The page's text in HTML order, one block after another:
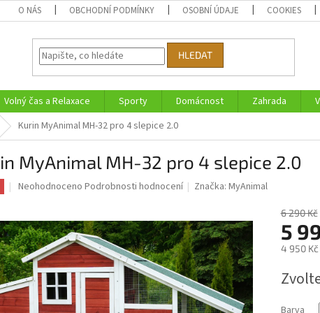
O NÁS OBCHODNÍ PODMÍNKY OSOBNÍ ÚDAJE COOKIES
HLEDAT
Volný čas a Relaxace Sporty Domácnost Zahrada
Kurin MyAnimal MH-32 pro 4 slepice 2.0
MyAnimal MH-32 pro 4 slepice 2.0
Průměrné
je
0,0
z
5
hvězdiček.
Neohodnoceno Podrobnosti hodnocení Značka:MyAnimal
6 290 Kč
5
4 950 Kč
cena: